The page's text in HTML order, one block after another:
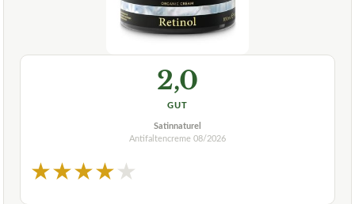
2,0
GUT
Satinnaturel
Antifaltencreme 08/2026
★★★★★